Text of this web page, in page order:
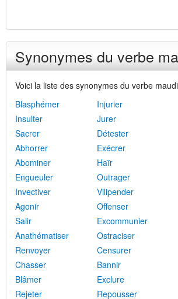
Synonymes du verbe
Voici la liste des synonymes du verbe
Blasphémer
Injurier
Insulter
Jurer
Sacrer
Détester
Abhorrer
Exécrer
Abominer
Haïr
Engueuler
Outrager
Invectiver
Vilipender
Agonir
Offenser
Salir
Excommunier
Anathématiser
Ostraciser
Renvoyer
Censurer
Chasser
Bannir
Blâmer
Exclure
Rejeter
Repousser